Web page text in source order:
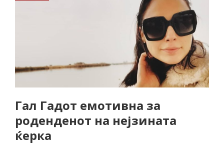
Гал Гадот емотивна за
роденденот на нејзината
ќерка